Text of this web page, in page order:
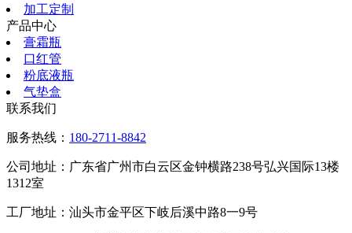
加工定制
产品中心
膏霜瓶
口红管
粉底液瓶
气垫盒
联系我们
服务热线： 180-2711-8842
公司地址：广东省广州市白云区金钟横路238号弘兴国际13楼
1312室
工厂地址：汕头市金平区下岐后溪中路8一9号